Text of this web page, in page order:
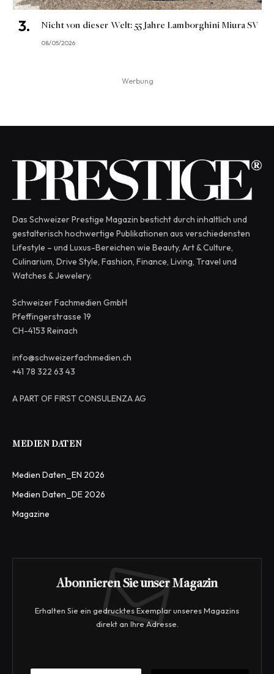
Nicht von dieser Welt: 55 Jahre Lamborghini Miura SV
08/05/2026
Werbung
Das Schweizer Prestige Magazin besticht durch inhaltlich und
gestalterisch hochwertige Publikationen aus verschiedensten
Lifestyle – und Luxus-Bereichen wie Beauty, Art & Culture,
Culinarium, Drive Style, Fashion, Finance, Living, Travel und
Watches & Jewelery.
Schweizer Fachmedien GmbH
Pfeffingerstrasse 19
CH-4153 Reinach
info@schweizerfachmedien.ch
+41 78 322 63 43
A PART OF FIRST CONSULENZA AG
MEDIEN DATEN
Medien Daten_EN 2026
Medien Daten_DE 2026
Magazine
Abonnieren Sie unser Magazin
Erhalten Sie ein gedrucktes Exemplar unseres Magazins
direkt an Ihre Adresse.